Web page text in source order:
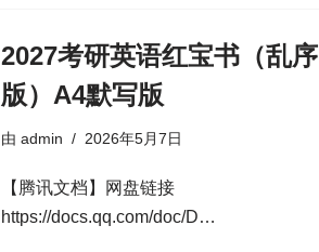
2027考研英语红宝书（乱序
版）A4默写版
由 admin 2026年5月7日
【腾讯文档】网盘链接
https://docs.qq.com/doc/D…